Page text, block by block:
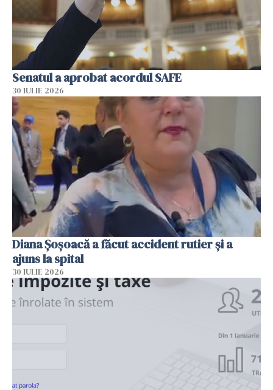
Senatul a aprobat acordul SAFE
30 IULIE 2026
Diana Șoșoacă a făcut accident rutier și a
ajuns la spital
30 IULIE 2026